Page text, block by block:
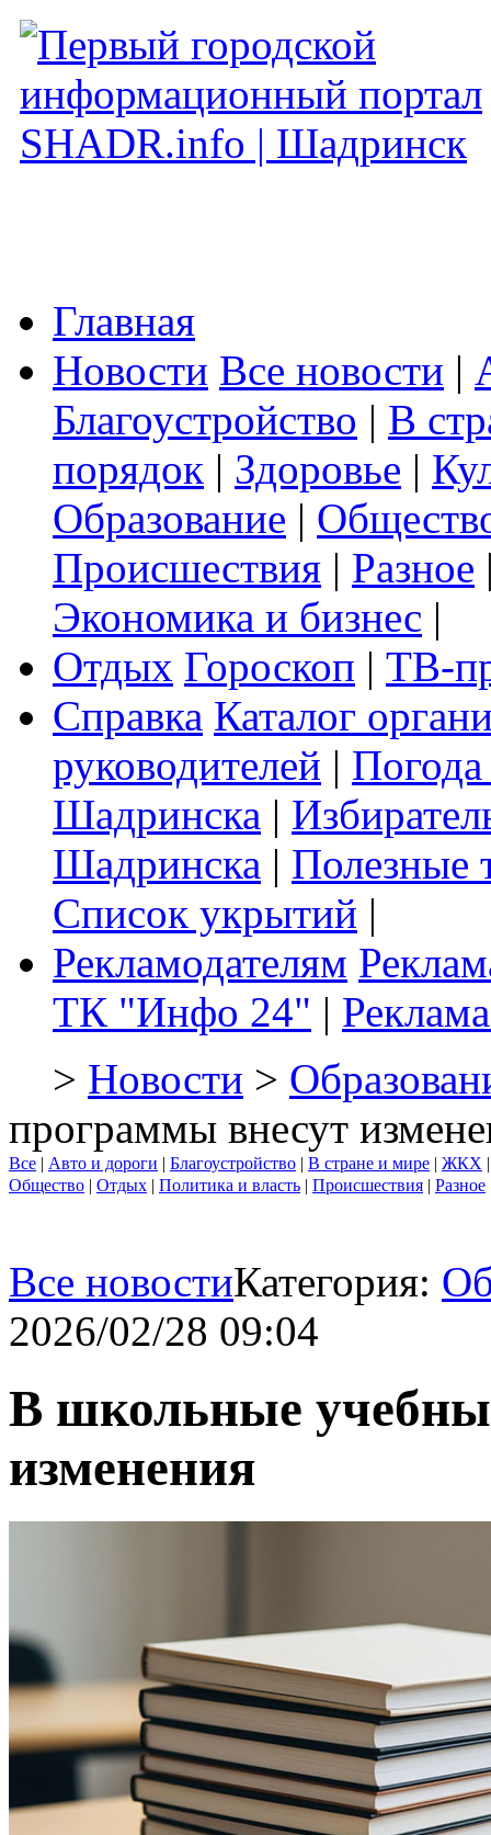
Главная
Новости Все новости |
Благоустройство | В
порядок | Здоровье |
Образование |
Происшествия | Разное
Экономика и бизнес |
Отдых Гороскоп | ТВ-
Справка Каталог
руководителей |
Шадринска |
Шадринска | Полезные
Список укрытий |
Рекламодателям
ТК "Инфо 24" |
> Новости >
программы внесут
Все | Авто и дороги | Благоустройство | В стране и мире | ЖКХ
Общество | Отдых | Политика и власть | Происшествия | Разное
Все новостиКатегория:
2026/02/28 09:04
В школьные
изменения